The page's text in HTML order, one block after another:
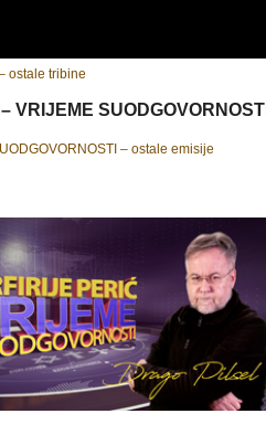
ostale tribine
VRIJEME SUODGOVORNOSTI
– ostale emisije